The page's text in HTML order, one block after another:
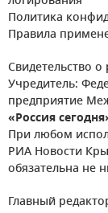
Политика
Правила
Свидетельство
Учредитель:
предприятие
«Россия
При любом
РИА Новости
обязательна не
Главный